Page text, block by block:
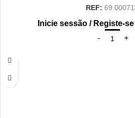
REF:
Inicie sessão / Registe-